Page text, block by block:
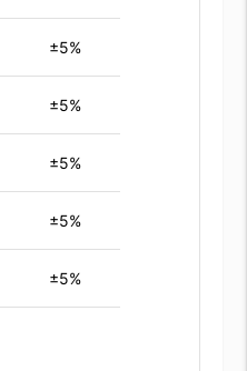
±5%
±5%
±5%
±5%
±5%